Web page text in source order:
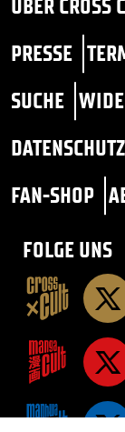
ÜBER CROSS
PRESSE
SUCHE
DATENSCHUTZ
FAN-SHOP
FOLGE UNS